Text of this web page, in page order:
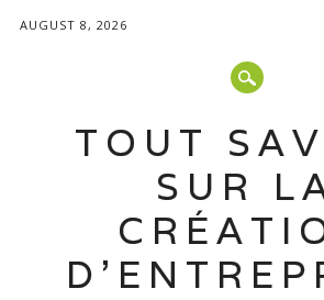
AUGUST 8, 2026
TOUT
SUR